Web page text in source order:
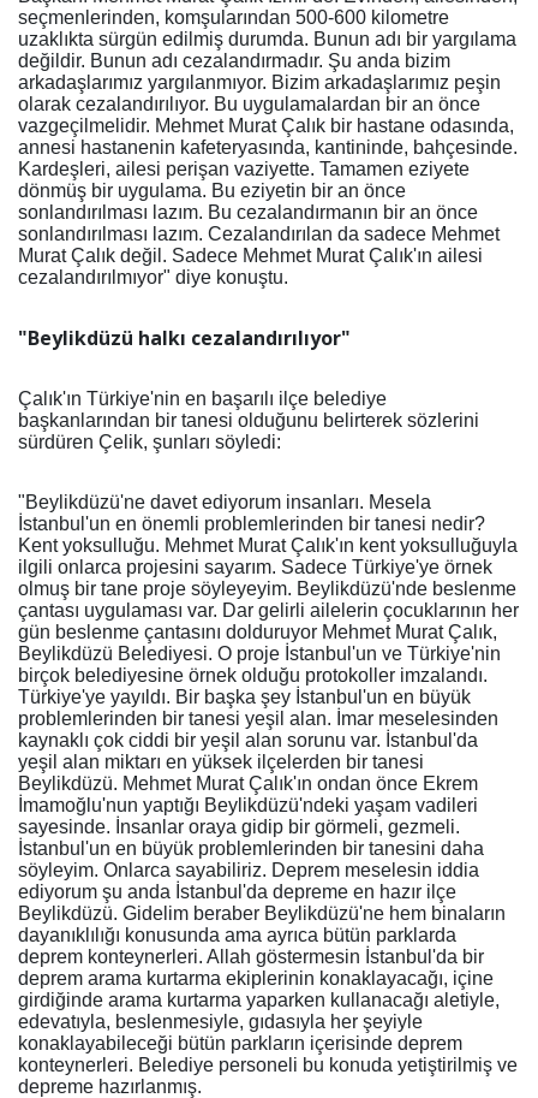
seçmenlerinden, komşularından 500-600 kilometre
uzaklıkta sürgün edilmiş durumda. Bunun adı bir yargılama
değildir. Bunun adı cezalandırmadır. Şu anda bizim
arkadaşlarımız yargılanmıyor. Bizim arkadaşlarımız peşin
olarak cezalandırılıyor. Bu uygulamalardan bir an önce
vazgeçilmelidir. Mehmet Murat Çalık bir hastane odasında,
annesi hastanenin kafeteryasında, kantininde, bahçesinde.
Kardeşleri, ailesi perişan vaziyette. Tamamen eziyete
dönmüş bir uygulama. Bu eziyetin bir an önce
sonlandırılması lazım. Bu cezalandırmanın bir an önce
sonlandırılması lazım. Cezalandırılan da sadece Mehmet
Murat Çalık değil. Sadece Mehmet Murat Çalık'ın ailesi
cezalandırılmıyor" diye konuştu.
"Beylikdüzü halkı cezalandırılıyor"
Çalık'ın Türkiye'nin en başarılı ilçe belediye
başkanlarından bir tanesi olduğunu belirterek sözlerini
sürdüren Çelik, şunları söyledi:
"Beylikdüzü'ne davet ediyorum insanları. Mesela
İstanbul'un en önemli problemlerinden bir tanesi nedir?
Kent yoksulluğu. Mehmet Murat Çalık'ın kent yoksulluğuyla
ilgili onlarca projesini sayarım. Sadece Türkiye'ye örnek
olmuş bir tane proje söyleyeyim. Beylikdüzü'nde beslenme
çantası uygulaması var. Dar gelirli ailelerin çocuklarının her
gün beslenme çantasını dolduruyor Mehmet Murat Çalık,
Beylikdüzü Belediyesi. O proje İstanbul'un ve Türkiye'nin
birçok belediyesine örnek olduğu protokoller imzalandı.
Türkiye'ye yayıldı. Bir başka şey İstanbul'un en büyük
problemlerinden bir tanesi yeşil alan. İmar meselesinden
kaynaklı çok ciddi bir yeşil alan sorunu var. İstanbul'da
yeşil alan miktarı en yüksek ilçelerden bir tanesi
Beylikdüzü. Mehmet Murat Çalık'ın ondan önce Ekrem
İmamoğlu'nun yaptığı Beylikdüzü'ndeki yaşam vadileri
sayesinde. İnsanlar oraya gidip bir görmeli, gezmeli.
İstanbul'un en büyük problemlerinden bir tanesini daha
söyleyim. Onlarca sayabiliriz. Deprem meselesin iddia
ediyorum şu anda İstanbul'da depreme en hazır ilçe
Beylikdüzü. Gidelim beraber Beylikdüzü'ne hem binaların
dayanıklılığı konusunda ama ayrıca bütün parklarda
deprem konteynerleri. Allah göstermesin İstanbul'da bir
deprem arama kurtarma ekiplerinin konaklayacağı, içine
girdiğinde arama kurtarma yaparken kullanacağı aletiyle,
edevatıyla, beslenmesiyle, gıdasıyla her şeyiyle
konaklayabileceği bütün parkların içerisinde deprem
konteynerleri. Belediye personeli bu konuda yetiştirilmiş ve
depreme hazırlanmış.